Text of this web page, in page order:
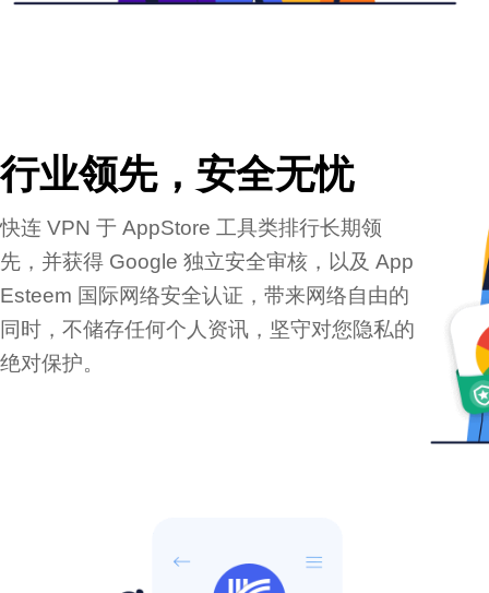
行业领先，安全无忧
快连 VPN 于 AppStore 工具类排行长期领
先，并获得 Google 独立安全审核，以及 App
Esteem 国际网络安全认证，带来网络自由的
同时，不储存任何个人资讯，坚守对您隐私的
绝对保护。